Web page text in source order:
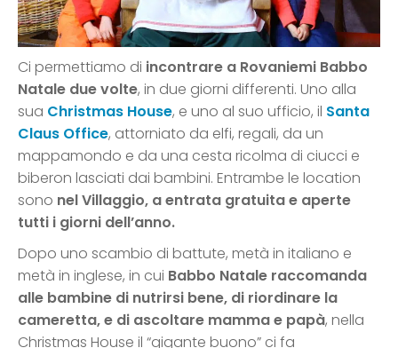
Ci permettiamo di incontrare a Rovaniemi Babbo
Natale due volte, in due giorni differenti. Uno alla
sua Christmas House, e uno al suo ufficio, il Santa
Claus Office, attorniato da elfi, regali, da un
mappamondo e da una cesta ricolma di ciucci e
biberon lasciati dai bambini. Entrambe le location
sono nel Villaggio, a entrata gratuita e aperte
tutti i giorni dell’anno.
Dopo uno scambio di battute, metà in italiano e
metà in inglese, in cui Babbo Natale raccomanda
alle bambine di nutrirsi bene, di riordinare la
cameretta, e di ascoltare mamma e papà, nella
Christmas House il “gigante buono” ci fa